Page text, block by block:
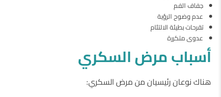
جفاف الفم
عدم وضوح الرؤية
تقرحات بطيئة الالتئام
عدوى متكررة
أسباب مرض السكري
هناك نوعان رئيسيان من مرض السكري: